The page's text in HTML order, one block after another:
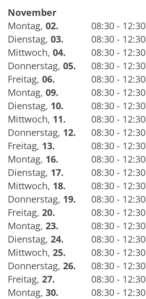
November
Montag, 02.
08:30 - 12:30
Dienstag, 03.
08:30 - 12:30
Mittwoch, 04.
08:30 - 12:30
Donnerstag, 05.
08:30 - 12:30
Freitag, 06.
08:30 - 12:30
Montag, 09.
08:30 - 12:30
Dienstag, 10.
08:30 - 12:30
Mittwoch, 11.
08:30 - 12:30
Donnerstag, 12.
08:30 - 12:30
Freitag, 13.
08:30 - 12:30
Montag, 16.
08:30 - 12:30
Dienstag, 17.
08:30 - 12:30
Mittwoch, 18.
08:30 - 12:30
Donnerstag, 19.
08:30 - 12:30
Freitag, 20.
08:30 - 12:30
Montag, 23.
08:30 - 12:30
Dienstag, 24.
08:30 - 12:30
Mittwoch, 25.
08:30 - 12:30
Donnerstag, 26.
08:30 - 12:30
Freitag, 27.
08:30 - 12:30
Montag, 30.
08:30 - 12:30